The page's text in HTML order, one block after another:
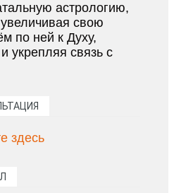
астрологию,
свою
по ней к Духу,
укрепляя связь с
здесь